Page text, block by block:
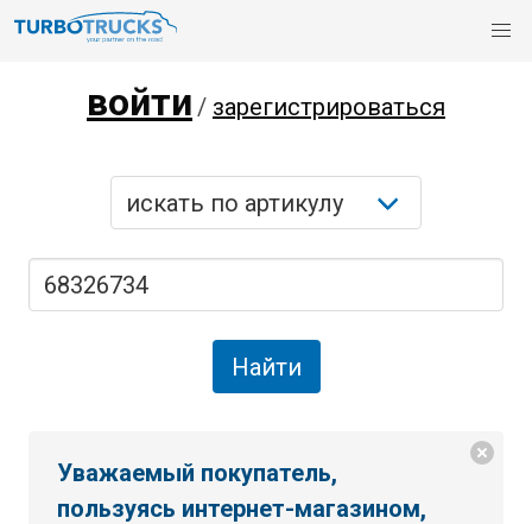
войти / зарегистрироваться
Уважаемый покупатель,
пользуясь интернет-магазином,